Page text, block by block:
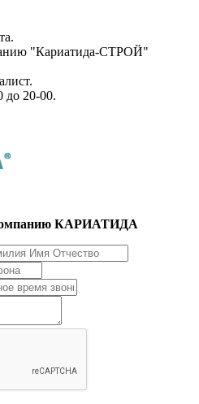
"Кариатида-СТРОЙ"
до 20-00.
КАРИАТИДА